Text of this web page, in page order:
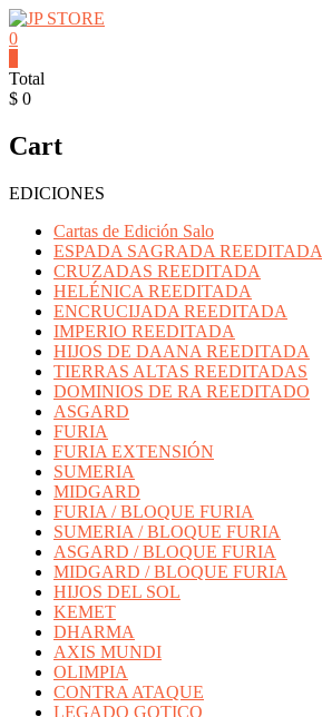
Saltar
contenido
STORE
al
de
Mitos
Leyendas
Productos
Pokemon
0
Total
$ 0
Cart
EDICIONES
Cartas de Edición Salo
ESPADA SAGRADA REEDITADA
CRUZADAS REEDITADA
HELÉNICA REEDITADA
ENCRUCIJADA REEDITADA
IMPERIO REEDITADA
HIJOS DE DAANA REEDITADA
TIERRAS ALTAS REEDITADAS
DOMINIOS DE RA REEDITADO
ASGARD
FURIA
FURIA EXTENSIÓN
SUMERIA
MIDGARD
FURIA / BLOQUE FURIA
SUMERIA / BLOQUE FURIA
ASGARD / BLOQUE FURIA
MIDGARD / BLOQUE FURIA
HIJOS DEL SOL
KEMET
DHARMA
AXIS MUNDI
OLIMPIA
CONTRA ATAQUE
LEGADO GOTICO